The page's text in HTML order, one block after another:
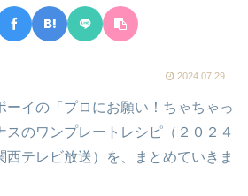
2024.07.29
ーイの「プロにお願い！ちゃちゃっ
スのワンプレートレシピ（２０２４
西テレビ放送）を、まとめていきま